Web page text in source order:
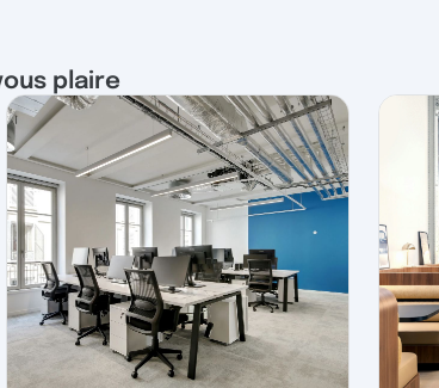
plaire